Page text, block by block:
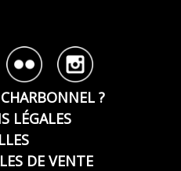
?
LÉGALES
DE VENTE